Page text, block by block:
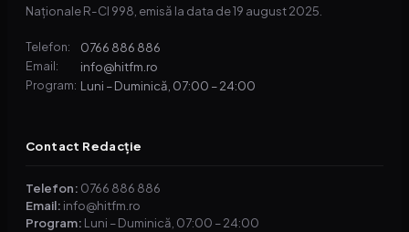
Naționale R-CI 998, emisă la data de 19 august 2025.
Telefon: 0766 886 886
Email: info@hitfm.ro
Program: Luni – Duminică, 07:00 – 24:00
Contact Redacție
Telefon: 0766 886 886
Email: info@hitfm.ro
Program: Luni – Duminică, 07:00 – 24:00